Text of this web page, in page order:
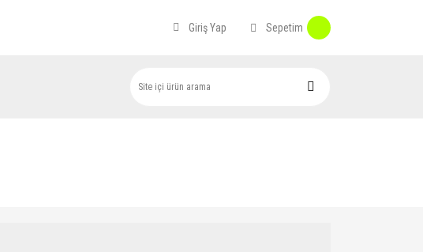
Giriş Yap Sepetim